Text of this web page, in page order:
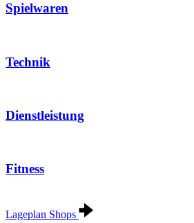
Spielwaren
Technik
Dienstleistung
Fitness
Lageplan Shops